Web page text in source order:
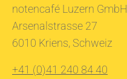
notencafé Luzern GmbH
Arsenalstrasse 27
6010 Kriens, Schweiz
+41 (0)41 240 84 40